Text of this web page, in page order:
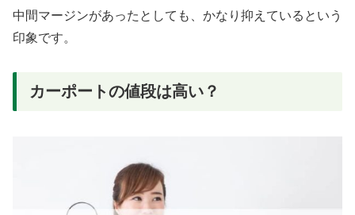
中間マージンがあったとしても、かなり抑えているという
印象です。
カーポートの値段は高い？